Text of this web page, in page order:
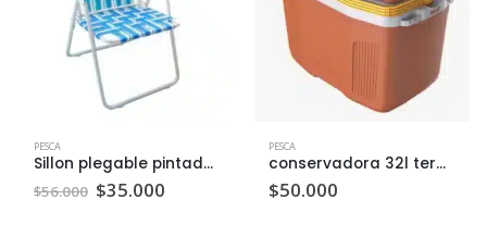
PESCA
Sillon plegable pintado c/u
$56.000 El
precio
$35.000El
PESCA
conservadora 32l termolar c/u
$50.000